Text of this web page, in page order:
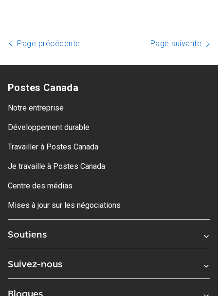
Page précédente Page suivante
Postes Canada
Notre entreprise
Développement durable
Travailler à Postes Canada
Je travaille à Postes Canada
Centre des médias
Mises à jour sur les négociations
Soutiens
Suivez-nous